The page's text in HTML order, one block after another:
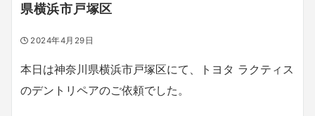
県横浜市戸塚区
2024年4月29日
本日は神奈川県横浜市戸塚区にて、トヨタ ラクティス
のデントリペアのご依頼でした。